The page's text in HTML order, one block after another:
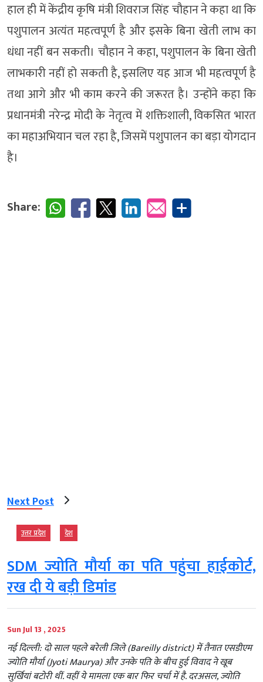
हाल ही में केंद्रीय कृषि मंत्री शिवराज सिंह चौहान ने कहा था कि
पशुपालन अत्यंत महत्वपूर्ण है और इसके बिना खेती लाभ का
धंधा नहीं बन सकती। चौहान ने कहा, पशुपालन के बिना खेती
लाभकारी नहीं हो सकती है, इसलिए यह आज भी महत्वपूर्ण है
तथा आगे और भी काम करने की जरूरत है। उन्होंने कहा कि
प्रधानमंत्री नरेन्द्र मोदी के नेतृत्व में शक्तिशाली, विकसित भारत
का महाअभियान चल रहा है, जिसमें पशुपालन का बड़ा योगदान
है।
Share:
Next Post
उत्तर प्रदेश देश
SDM ज्योति मौर्या का पति पहुंचा हाईकोर्ट,
रख दी ये बड़ी डिमांड
Sun Jul 13 , 2025
नई दिल्ली: दो साल पहले बरेली जिले (Bareilly district) में तैनात एसडीएम
ज्योति मौर्या (Jyoti Maurya) और उनके पति के बीच हुई विवाद ने खूब
सुर्खियां बटोरी थीं. वहीं ये मामला एक बार फिर चर्चा में है. दरअसल, ज्योति